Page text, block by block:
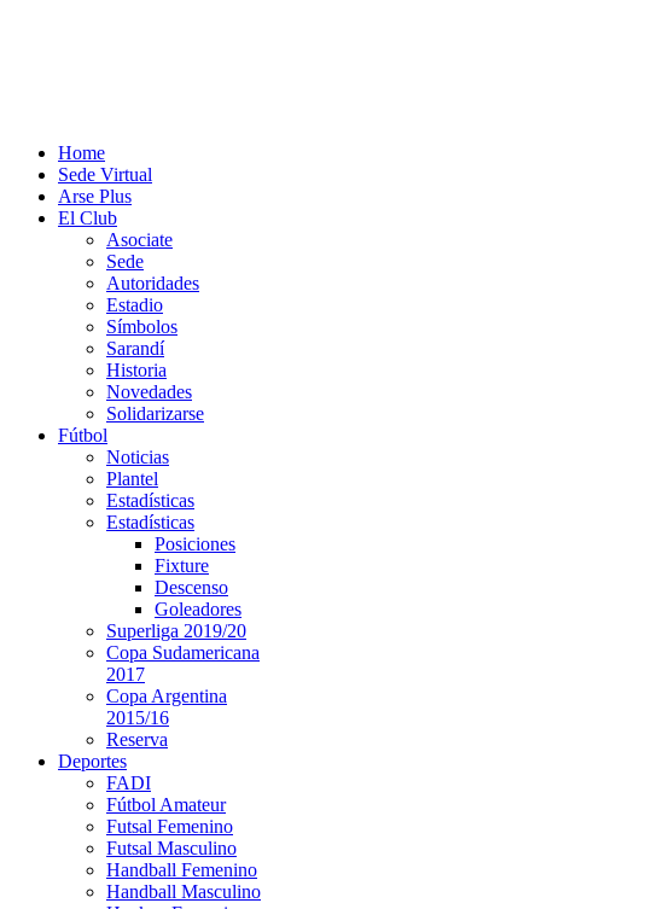
Home
Sede Virtual
Arse Plus
El Club
Asociate
Sede
Autoridades
Estadio
Símbolos
Sarandí
Historia
Novedades
Solidarizarse
Fútbol
Noticias
Plantel
Estadísticas
Estadísticas
Posiciones
Fixture
Descenso
Goleadores
Superliga 2019/20
Copa Sudamericana
2017
Copa Argentina
2015/16
Reserva
Deportes
FADI
Fútbol Amateur
Futsal Femenino
Futsal Masculino
Handball Femenino
Handball Masculino